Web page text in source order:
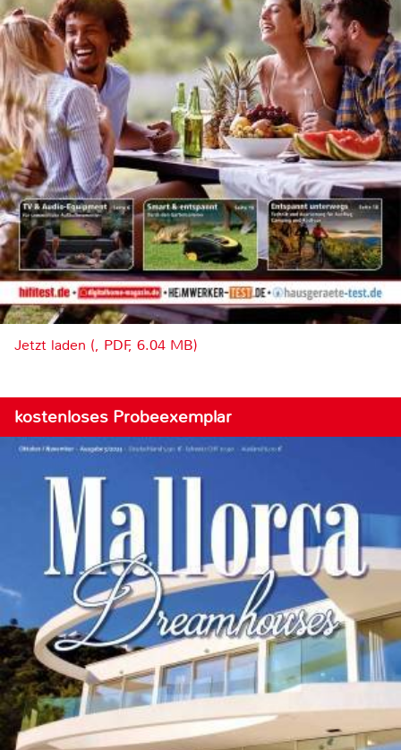
Jetzt laden (, PDF, 6.04 MB)
kostenloses Probeexemplar